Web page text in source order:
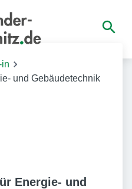
in
und Gebäudetechnik
Energie- und